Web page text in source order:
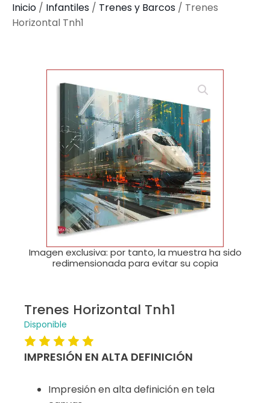
Inicio / Infantiles / Trenes y Barcos / Trenes
Horizontal Tnh1
🔍
Imagen exclusiva: por tanto, la muestra ha sido
redimensionada para evitar su copia
Trenes Horizontal Tnh1
Disponible
IMPRESIÓN EN ALTA DEFINICIÓN
Impresión en alta definición en tela